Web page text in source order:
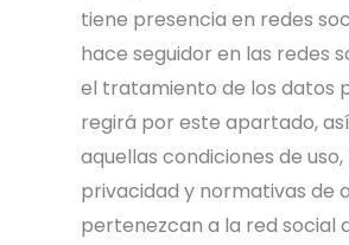
tiene presencia en redes
hace seguidor en las redes
el tratamiento de los datos
regirá por este apartado,
aquellas condiciones de
privacidad y normativas de
pertenezcan a la red social